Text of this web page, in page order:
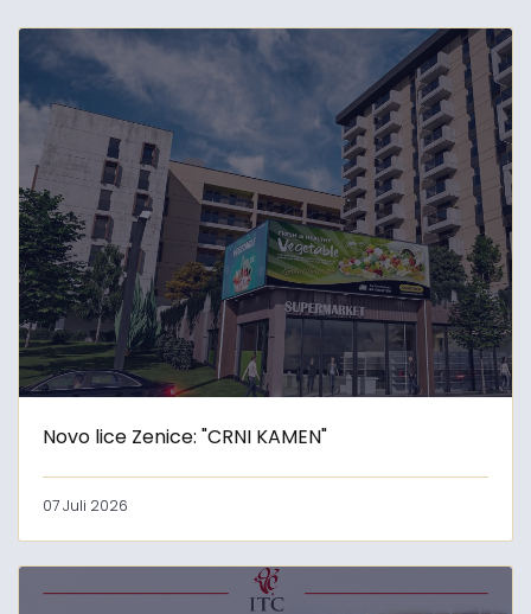
Novo lice Zenice: "CRNI KAMEN"
07 Juli 2026